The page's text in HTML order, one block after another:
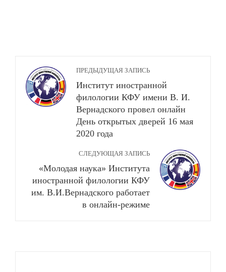
ПРЕДЫДУЩАЯ ЗАПИСЬ
Институт иностранной
филологии КФУ имени В. И.
Вернадского провел онлайн
День открытых дверей 16 мая
2020 года
СЛЕДУЮЩАЯ ЗАПИСЬ
«Молодая наука» Института
иностранной филологии КФУ
им. В.И.Вернадского работает
в онлайн-режиме